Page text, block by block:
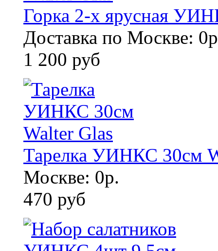
Горка 2-х ярусная
Доставка по Москве:
1 200 руб
Тарелка УИНКС 30см
Москве: 0р.
470 руб